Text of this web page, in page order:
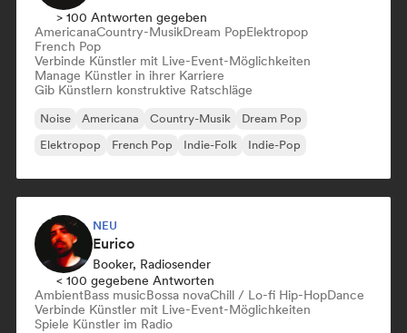
> 100 Antworten gegeben
AmericanaCountry-MusikDream PopElektropop
French Pop
Verbinde Künstler mit Live-Event-Möglichkeiten
Manage Künstler in ihrer Karriere
Gib Künstlern konstruktive Ratschläge
Noise Americana Country-Musik
Dream Pop
Elektropop
French Pop Indie-Folk Indie-Pop
NEU
Eurico
Booker, Radiosender
< 100 gegebene Antworten
AmbientBass musicBossa novaChill / Lo-fi Hip-HopDance
Verbinde Künstler mit Live-Event-Möglichkeiten
Spiele Künstler im Radio